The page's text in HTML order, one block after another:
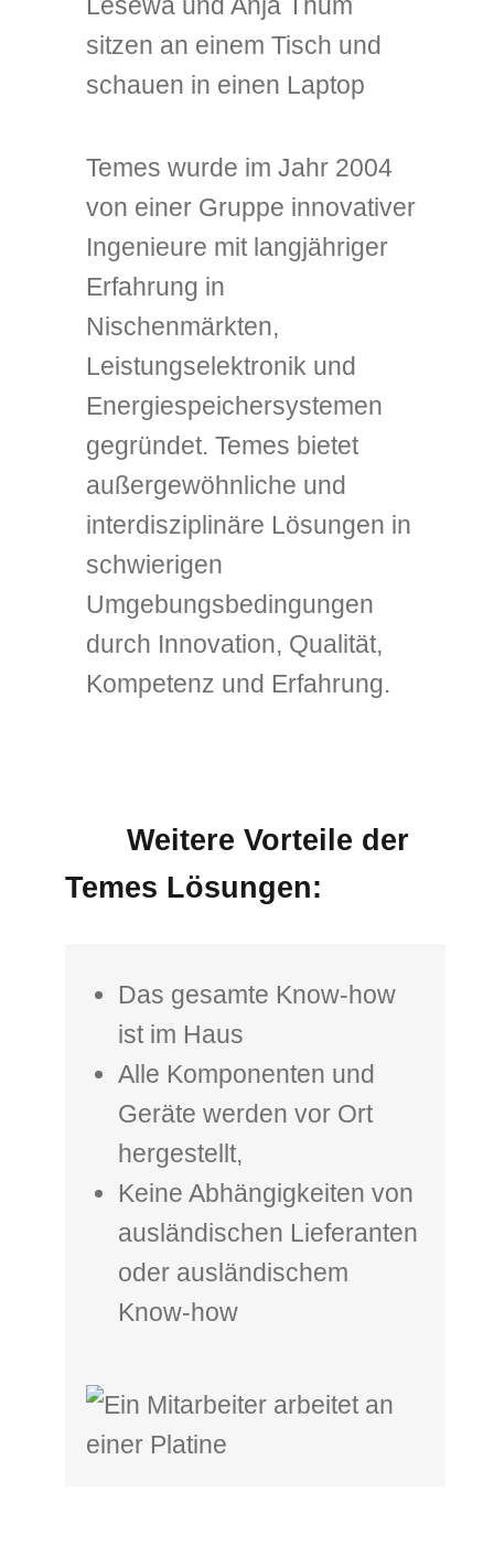
Temes wurde im Jahr 2004
von einer Gruppe innovativer
Ingenieure mit langjähriger
Erfahrung in
Nischenmärkten,
Leistungselektronik und
Energiespeichersystemen
gegründet. Temes bietet
außergewöhnliche und
interdisziplinäre Lösungen in
schwierigen
Umgebungsbedingungen
durch Innovation, Qualität,
Kompetenz und Erfahrung.
Weitere Vorteile der
Temes Lösungen:
Das gesamte Know-how
ist im Haus
Alle Komponenten und
Geräte werden vor Ort
hergestellt,
Keine Abhängigkeiten von
ausländischen Lieferanten
oder ausländischem
Know-how